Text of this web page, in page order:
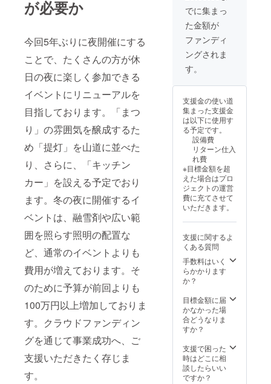
が必要か
今回5年ぶりに夜開催にする
ことで、たくさんの方が休
日の夜に楽しく参加できる
イベントにリニューアルを
目指しております。「まつ
り」の雰囲気を醸成するた
め「提灯」を山道に並べた
り、さらに、「キッチン
カー」を設える予定でおり
ます。冬の夜に開催するイ
ベントは、融雪剤や広い範
囲を照らす照明の配置な
ど、通常のイベントよりも
費用が増えております。そ
のために予算が前回よりも
100万円以上増加しておりま
す。クラウドファンディン
グを通じて事業成功へ、ご
支援いただきたく存じま
す。
し大き
なわら
じを製
作いた
しま
す。皆
だいた
込めて
我々福
島青年
会議所
メン
バーで
命制作
いたし
ます。
・規
格：
作りの
ため大
きさ多
少違い
ます）
材：藁
・個
数：1個
【福男
走記念
手拭
い】 今
年限定
ベルに
れま
す。 商
前には
リター
ンに貼
付され
たラベ
ルや注
意書き
をご確
認くだ
さい。
【手作
りわら
じ】 今
回はじ
めて
「暁ま
いり福
男福女
競走」
で奉納
するわ
用に少
し大き
なわら
しま
す。皆
様に応
援いた
加物表
示、ア
レル
ギー表
示」に
ついて
び添加
物等の
食品表
示はお
届け商
品のラ
ベルに
表記さ
れま
す。 商
品開封
前には
必ずお
届けの
リター
付され
たラベ
ルや注
意書き
さい。
【手作
りわら
めて
「暁ま
いり福
男福女
する農
業部で
収穫に
も携
わった
福島産
した
スを提
供しま
す。 ・
内容量
１：1本
200ml
セット
・内容
量２：1
本
500ml
を5本
・容
器：瓶
「保存
方法、
消費期
くは賞
味期
限、原
料、主
原産
地、添
加物表
示、ア
でに集まっ
た金額が
ファンディ
ングされま
す。
支援金の使い道
集まった支援金
は以下に使用す
る予定です。
設備費
リターン仕入
れ費
※目標金額を超
えた場合はプロ
ジェクトの運営
費に充てさせて
いただきます。
支援に関するよ
くある質問
手数料はいく
らかかります
か？
目標金額に届
かなかった場
合どうなりま
すか？
支援で困った
時はどこに相
談したらいい
ですか？